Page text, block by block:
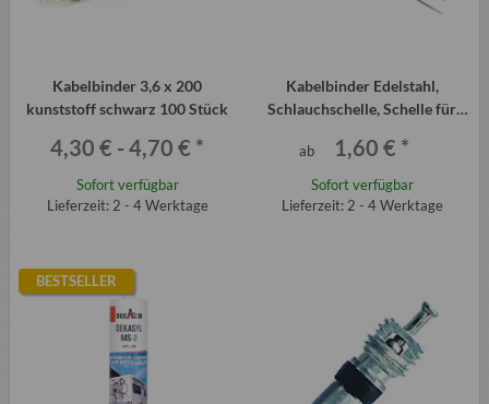
Kabelbinder 3,6 x 200
kunststoff schwarz 100 Stück
4,30 € - 4,70 € *
Sofort verfügbar
Lieferzeit: 2 - 4 Werktage
Kabelbinder Edelstahl,
Schlauchschelle, Schelle für
ab 1,60 € *
Sofort verfügbar
Lieferzeit: 2 - 4 Werktage
BESTSELLER